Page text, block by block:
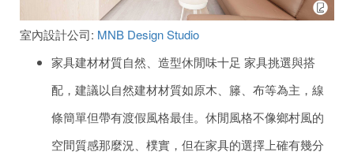
室內設計公司: MNB Design Studio
家具建材材質自然、造型休閒味十足 家具挑選與搭
配，建議以自然建材材質如原木、籐、布等為主，線
條簡單但帶有渡假風格最佳。休閒風格不像鄉村風的
空間質感那麼況、樸實，但在家具的選擇上確有幾分